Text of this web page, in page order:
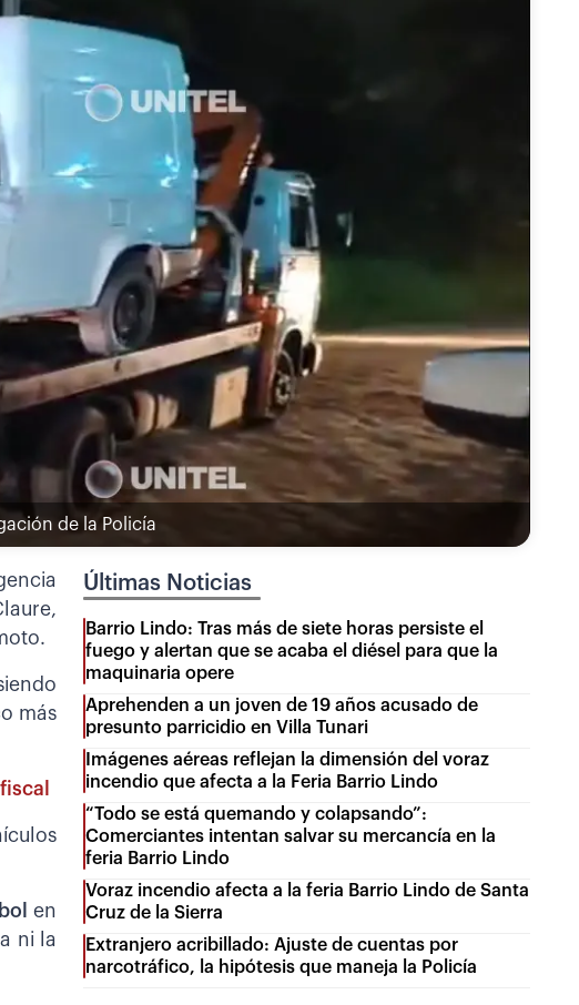
de la Policía
más
en
ni la
Últimas Noticias
Barrio Lindo: Tras más de siete horas persiste el
fuego y alertan que se acaba el diésel para que la
maquinaria opere
Aprehenden a un joven de 19 años acusado de
presunto parricidio en Villa Tunari
Imágenes aéreas reflejan la dimensión del voraz
incendio que afecta a la Feria Barrio Lindo
“Todo se está quemando y colapsando”:
Comerciantes intentan salvar su mercancía en la
feria Barrio Lindo
Voraz incendio afecta a la feria Barrio Lindo de Santa
Cruz de la Sierra
Extranjero acribillado: Ajuste de cuentas por
narcotráfico, la hipótesis que maneja la Policía